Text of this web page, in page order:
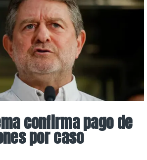
confirma pago de
por caso